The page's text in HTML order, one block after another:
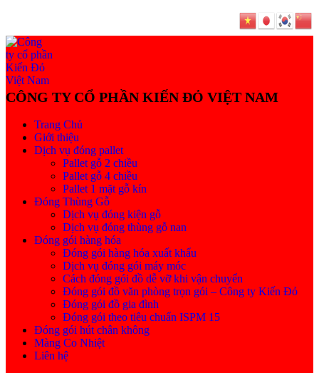
Trang Chủ
Giới thiệu
Dịch vụ đóng pallet
Pallet gỗ 2 chiều
Pallet gỗ 4 chiều
Pallet 1 mặt gỗ kín
Đóng Thùng Gỗ
Dịch vụ đóng kiện gỗ
Dịch vụ đóng thùng gỗ nan
Đóng gói hàng hóa
Đóng gói hàng hóa xuất khẩu
Dịch vụ đóng gói máy móc
Cách đóng gói đồ dễ vỡ khi vận chuyển
Đóng gói đồ văn phòng trọn gói – Công ty Kiến Đỏ
Đóng gói đồ gia đình
Đóng gói theo tiêu chuẩn ISPM 15
Đóng gói hút chân không
Màng Co Nhiệt
Liên hệ